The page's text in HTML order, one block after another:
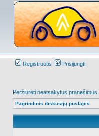
Registruotis Prisijungti
Peržiūrėti neatsakytus pranešimus
Pagrindinis diskusijų puslapis